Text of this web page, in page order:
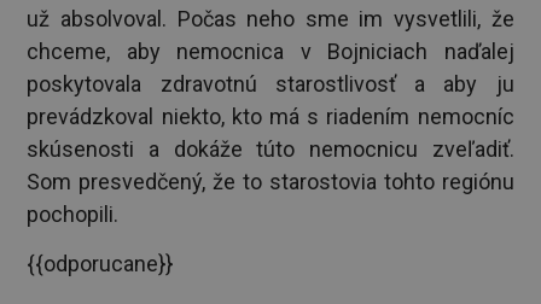
už absolvoval. Počas neho sme im vysvetlili, že
chceme, aby nemocnica v Bojniciach naďalej
poskytovala zdravotnú starostlivosť a aby ju
prevádzkoval niekto, kto má s riadením nemocníc
skúsenosti a dokáže túto nemocnicu zveľadiť.
Som presvedčený, že to starostovia tohto regiónu
pochopili.
{{odporucane}}